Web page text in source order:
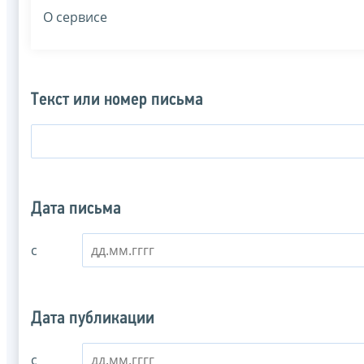
О сервисе
Текст или номер письма
Дата письма
с
Дата публикации
с